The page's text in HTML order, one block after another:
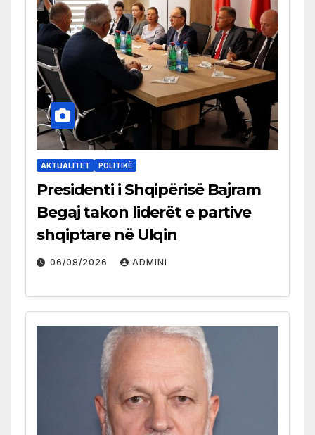
AKTUALITET POLITIKË
Presidenti i Shqipërisë Bajram
Begaj takon liderët e partive
shqiptare në Ulqin
06/08/2026 ADMINI